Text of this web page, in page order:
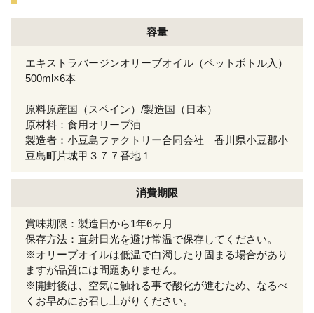
容量
エキストラバージンオリーブオイル（ペットボトル入）
500ml×6本
原料原産国（スペイン）/製造国（日本）
原材料：食用オリーブ油
製造者：小豆島ファクトリー合同会社 香川県小豆郡小
豆島町片城甲３７７番地１
消費期限
賞味期限：製造日から1年6ヶ月
保存方法：直射日光を避け常温で保存してください。
※オリーブオイルは低温で白濁したり固まる場合があり
ますが品質には問題ありません。
※開封後は、空気に触れる事で酸化が進むため、なるべ
くお早めにお召し上がりください。